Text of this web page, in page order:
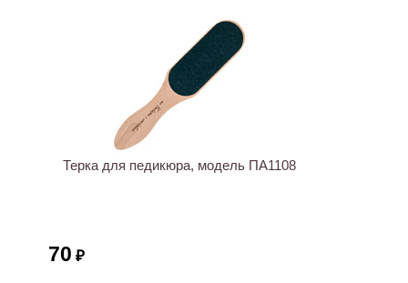
Терка для педикюра, модель ПА1108
70 ₽